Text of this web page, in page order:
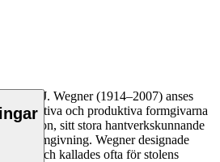
Hans J. Wegner (1914–2007) anses
innovativa och produktiva formgivarna
precision, sitt stora hantverkskunnande
på formgivning. Wegner designade
livstid och kallades ofta för stolens